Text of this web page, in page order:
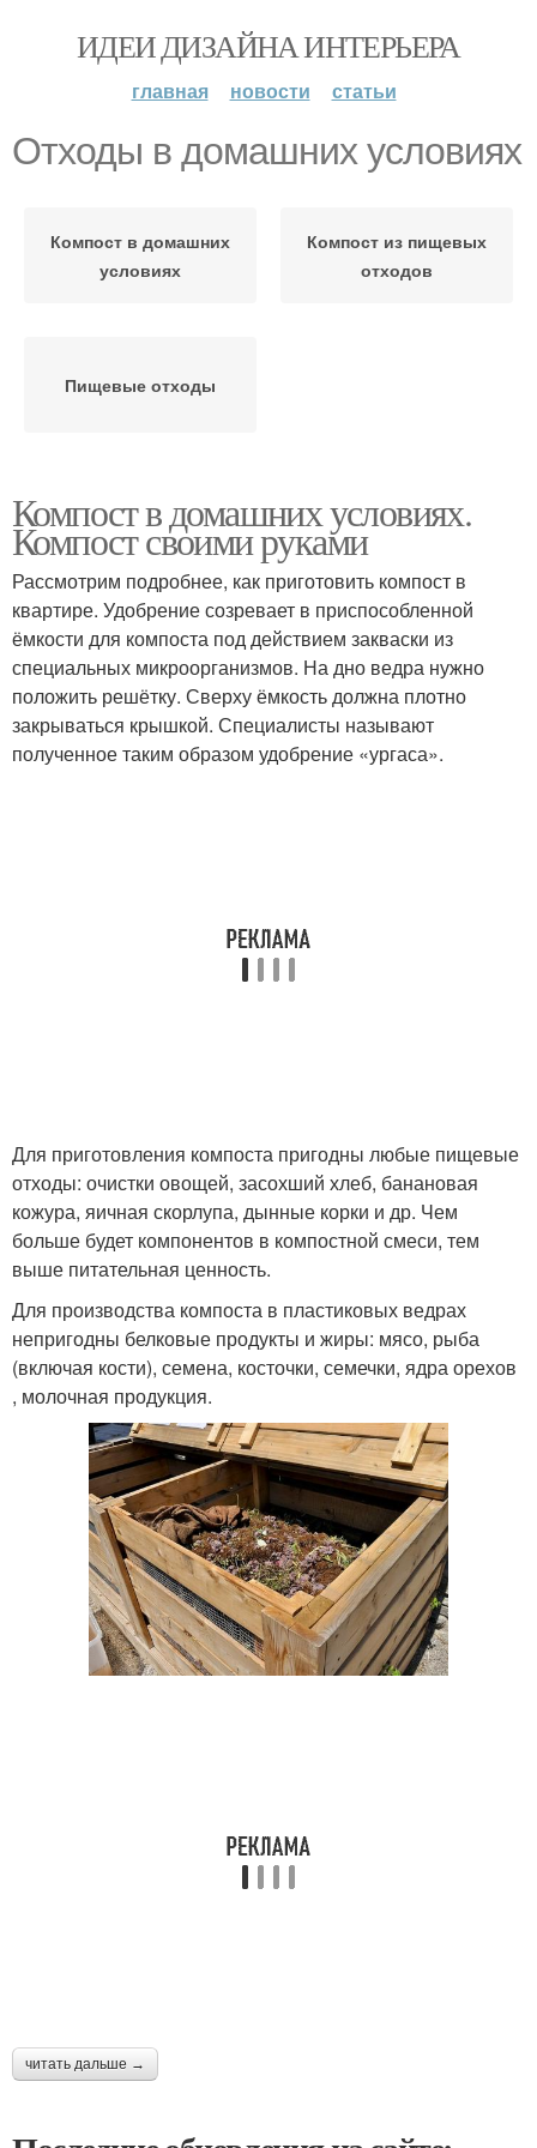
ИДЕИ ДИЗАЙНА ИНТЕРЬЕРА
главная новости статьи
Отходы в домашних условиях
Компост в домашних
условиях
Компост из пищевых
отходов
Пищевые отходы
Компост в домашних условиях.
Компост своими руками
Рассмотрим подробнее, как приготовить компост в
квартире. Удобрение созревает в приспособленной
ёмкости для компоста под действием закваски из
специальных микроорганизмов. На дно ведра нужно
положить решётку. Сверху ёмкость должна плотно
закрываться крышкой. Специалисты называют
полученное таким образом удобрение «ургаса».
Для приготовления компоста пригодны любые пищевые
отходы: очистки овощей, засохший хлеб, банановая
кожура, яичная скорлупа, дынные корки и др. Чем
больше будет компонентов в компостной смеси, тем
выше питательная ценность.
Для производства компоста в пластиковых ведрах
непригодны белковые продукты и жиры: мясо, рыба
(включая кости), семена, косточки, семечки, ядра орехов
, молочная продукция.
читать дальше →